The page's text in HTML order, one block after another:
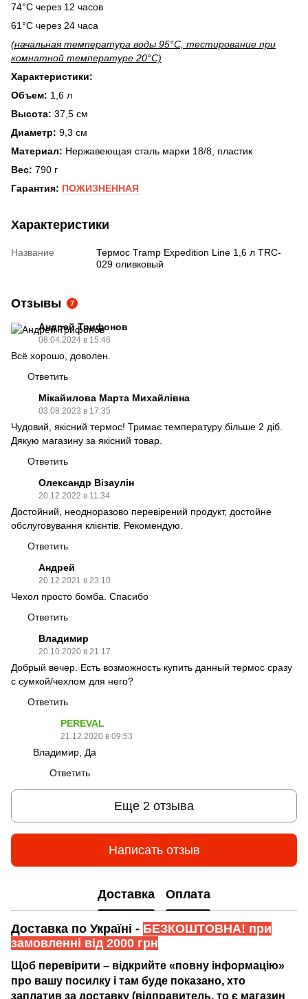
74°С через 12 часов
61°С через 24 часа
(начальная температура воды 95°C, тестирование при
комнатной температуре 20°C)
Характеристики:
Объем: 1,6 л
Высота: 37,5 см
Диаметр: 9,3 см
Материал: Нержавеющая сталь марки 18/8, пластик
Вес: 790 г
Гарантия: ПОЖИЗНЕННАЯ
Характеристики
Название
Термос Tramp Expedition Line 1,6 л TRC-
029 оливковый
Отзывы 7
Андрей Трифонов
08.04.2024 в 15:46
Всё хорошо, доволен.
Ответить
Мікайилова Марта Михайлівна
03.08.2023 в 17:35
Чудовий, якісний термос! Тримає температуру більше 2 діб.
Дякую магазину за якісний товар.
Ответить
Олександр Візаулін
20.12.2022 в 11:34
Достойний, неодноразово перевірений продукт, достойне
обслуговування клієнтів. Рекомендую.
Ответить
Андрей
20.12.2021 в 23:10
Чехол просто бомба. Спасибо
Ответить
Владимир
20.10.2020 в 21:17
Добрый вечер. Есть возможность купить данный термос сразу
с сумкой/чехлом для него?
Ответить
PEREVAL
21.12.2020 в 09:53
Владимир, Да
Ответить
Еще 2 отзыва
Написать отзыв
Доставка Оплата
Доставка по Україні - БЕЗКОШТОВНА! при
замовленні від 2000 грн
Щоб перевірити – відкрийте «повну інформацію»
про вашу посилку і там буде показано, хто
заплатив за доставку (відправитель, то є магазин